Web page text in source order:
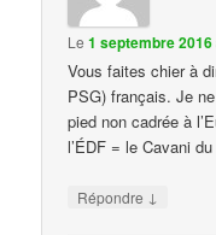
Le1 septembre 2016
Vous faites chier à
PSG) français. Je
pied non cadrée à
l’ÉDF = le Cavani
Répondre ↓